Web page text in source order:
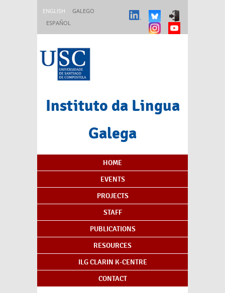
ENGLISH
GALEGO
ESPAÑOL
Instituto da Lingua
Galega
Content Index
HOME
EVENTS
PROJECTS
STAFF
PUBLICATIONS
RESOURCES
ILG CLARIN K-CENTRE
CONTACT